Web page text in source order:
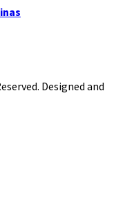
Designed and